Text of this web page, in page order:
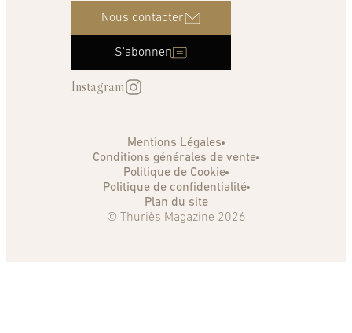
Nous contacter
S'abonner
Instagram
Mentions Légales
Conditions générales de vente
Politique de Cookie
Politique de confidentialité
Plan du site
© Thuriès Magazine 2026